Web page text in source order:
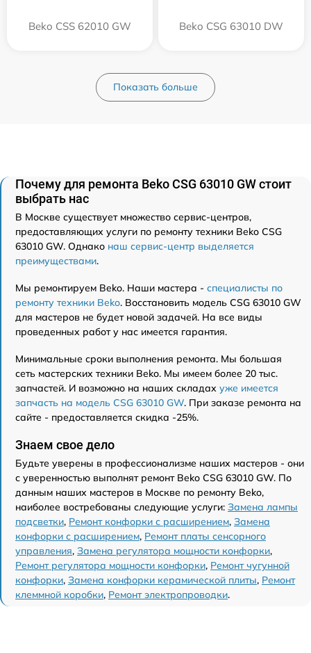
Beko CSS 62010 GW Beko CSG 63010 DW
Показать больше
Почему для ремонта Beko CSG 63010 GW стоит
выбрать нас
В Москве существует множество сервис-центров,
предоставляющих услуги по ремонту техники Beko CSG
63010 GW. Однако наш сервис-центр выделяется
преимуществами.
Мы ремонтируем Beko. Наши мастера - специалисты по
ремонту техники Beko. Восстановить модель CSG 63010 GW
для мастеров не будет новой задачей. На все виды
проведенных работ у нас имеется гарантия.
Минимальные сроки выполнения ремонта. Мы большая
сеть мастерских техники Beko. Мы имеем более 20 тыс.
запчастей. И возможно на наших складах уже имеется
запчасть на модель CSG 63010 GW. При заказе ремонта на
сайте - предоставляется скидка -25%.
Знаем свое дело
Будьте уверены в профессионализме наших мастеров - они
с уверенностью выполнят ремонт Beko CSG 63010 GW. По
данным наших мастеров в Москве по ремонту Beko,
наиболее востребованы следующие услуги: Замена лампы
подсветки, Ремонт конфорки с расширением, Замена
конфорки с расширением, Ремонт платы сенсорного
управления, Замена регулятора мощности конфорки,
Ремонт регулятора мощности конфорки, Ремонт чугунной
конфорки, Замена конфорки керамической плиты, Ремонт
клеммной коробки, Ремонт электропроводки.